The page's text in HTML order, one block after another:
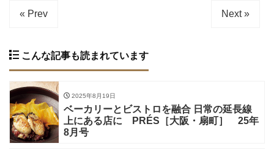
« Prev Next »
こんな記事も読まれています
2025年8月19日
ベーカリーとビストロを融合 日常の延長線
上にある店に PRÉS［大阪・扇町］ 25年
8月号